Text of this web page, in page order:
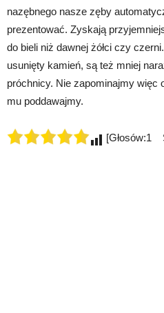
nazębnego nasze zęby
prezentować. Zyskają
do bieli niż dawnej żółci czy
usunięty kamień, są też mniej
próchnicy. Nie zapominajmy więc
mu poddawajmy.
[Głosów:1